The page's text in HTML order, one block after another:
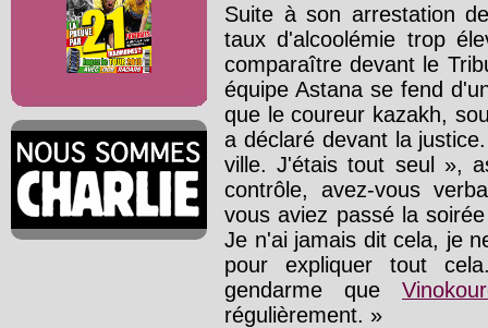
Suite à son arrestation
taux d'alcoolémie trop
comparaître devant le
équipe Astana se fend
que le coureur kazakh,
a déclaré devant la
ville. J'étais tout seul »,
contrôle, avez-vous
vous aviez passé la
Je n'ai jamais dit cela, je
pour expliquer tout
gendarme que
régulièrement. »